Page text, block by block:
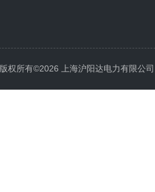
版权所有©2026 上海沪阳达电力有限公